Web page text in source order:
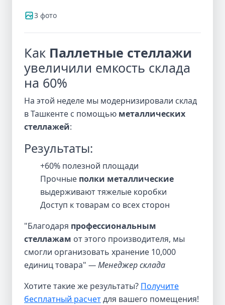
3 фото
Как Паллетные стеллажи
увеличили емкость склада
на 60%
На этой неделе мы модернизировали склад
в Ташкенте с помощью металлических
стеллажей:
Результаты:
+60% полезной площади
Прочные полки металлические
выдерживают тяжелые коробки
Доступ к товарам со всех сторон
"Благодаря профессиональным
стеллажам от этого производителя, мы
смогли организовать хранение 10,000
единиц товара" — Менеджер склада
Хотите такие же результаты? Получите
бесплатный расчетдля вашего помещения!